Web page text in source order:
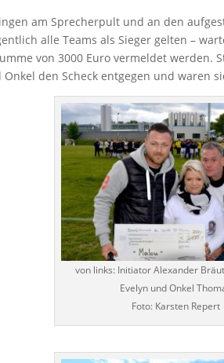
am Sprecherpult und an den
alle Teams als Sieger gelten –
von 3000 Euro vermeldet werden.
den Scheck entgegen und waren
von links: Initiator Alexander
Evelyn und Onkel
Foto: Karsten Repert